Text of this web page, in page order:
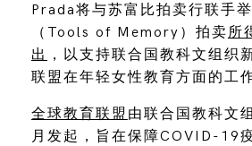
Prada将与苏富比拍卖行联手
（Tools of Memory）拍卖所
出 ，以支持联合国教科文组织
联盟在年轻女性教育方面的工作
全球教育联盟 由联合国教科文
月发起，旨在保障COVID-19